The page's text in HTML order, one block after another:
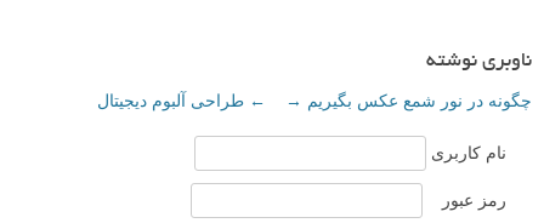
ناوبری نوشته
← طراحی آلبوم دیجیتال چگونه در نور شمع عکس بگیریم →
نام کاربری
رمز عبور